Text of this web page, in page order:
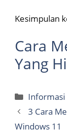
Kesimpulan
Cara
Yang
Categories
Informasi
3 Cara
Windows 11